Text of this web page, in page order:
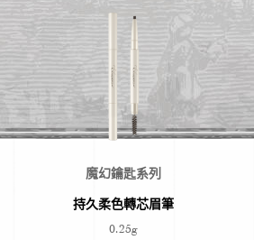
魔幻鑰匙系列
持久柔色轉芯眉筆
0.25g